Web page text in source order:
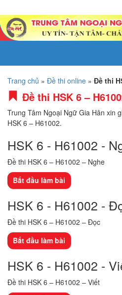
Trang chủ » Đề thi online » Đề thi
Đề thi HSK 6 –
Trung Tâm Ngoại Ngữ Gia Hân xin
HSK 6 – H61002.
HSK 6 - H61002 -
Đề thi HSK 6 – H61002 – Nghe
HSK 6 - H61002 -
Đề thi HSK 6 – H61002 – Đọc
HSK 6 - H61002 -
Đề thi HSK 6 – H61002 – Viết